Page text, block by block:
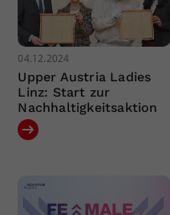
04.12.2024
Upper Austria Ladies
Linz: Start zur
Nachhaltigkeitsaktion